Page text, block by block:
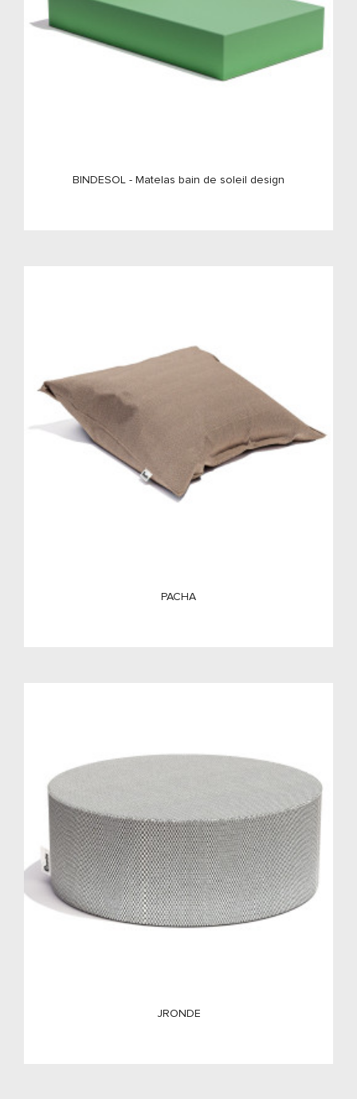
BINDESOL - Matelas bain de soleil design
PACHA
JRONDE